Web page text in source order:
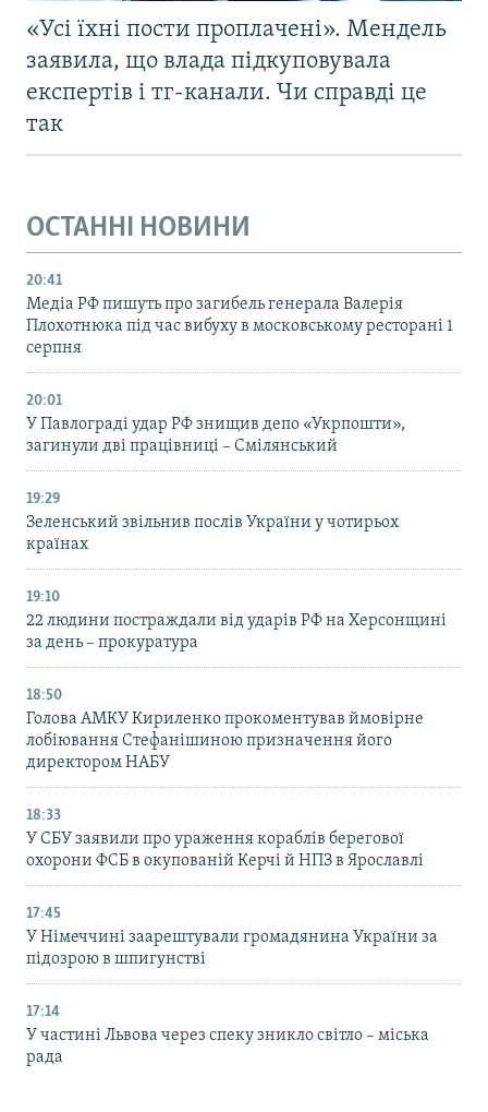
«Усі їхні пости проплачені». Мендель
заявила, що влада підкуповувала
експертів і тг-канали. Чи справді це
так
ОСТАННІ НОВИНИ
20:41
Медіа РФ пишуть про загибель генерала Валерія
Плохотнюка під час вибуху в московському ресторані 1
серпня
20:01
У Павлограді удар РФ знищив депо «Укрпошти»,
загинули дві працівниці – Смілянський
19:29
Зеленський звільнив послів України у чотирьох
країнах
19:10
22 людини постраждали від ударів РФ на Херсонщині
за день – прокуратура
18:50
Голова АМКУ Кириленко прокоментував ймовірне
лобіювання Стефанішиною призначення його
директором НАБУ
18:33
У СБУ заявили про ураження кораблів берегової
охорони ФСБ в окупованій Керчі й НПЗ в Ярославлі
17:45
У Німеччині заарештували громадянина України за
підозрою в шпигунстві
17:14
У частині Львова через спеку зникло світло – міська
рада